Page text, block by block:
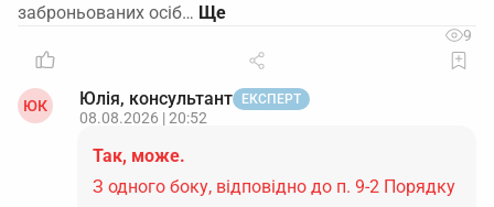
заброньованих осіб…
9
ЮК Юлія, консультант ЕКСПЕРТ
08.08.2026 | 20:52
Так, може.
З одного боку, відповідно до п. 9-2 Порядку